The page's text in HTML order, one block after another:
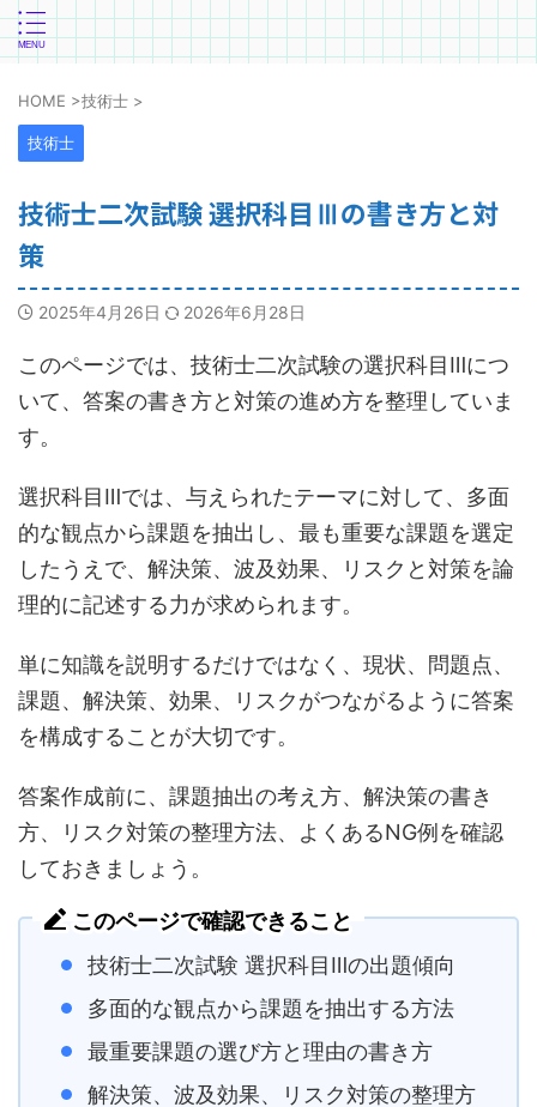
HOME >技術士 >
技術士
技術士二次試験 選択科目Ⅲの書き方と対
策
2025年4月26日 2026年6月28日
このページでは、技術士二次試験の選択科目Ⅲにつ
いて、答案の書き方と対策の進め方を整理していま
す。
選択科目Ⅲでは、与えられたテーマに対して、多面
的な観点から課題を抽出し、最も重要な課題を選定
したうえで、解決策、波及効果、リスクと対策を論
理的に記述する力が求められます。
単に知識を説明するだけではなく、現状、問題点、
課題、解決策、効果、リスクがつながるように答案
を構成することが大切です。
答案作成前に、課題抽出の考え方、解決策の書き
方、リスク対策の整理方法、よくあるNG例を確認
しておきましょう。
このページで確認できること
技術士二次試験 選択科目Ⅲの出題傾向
多面的な観点から課題を抽出する方法
最重要課題の選び方と理由の書き方
解決策、波及効果、リスク対策の整理方